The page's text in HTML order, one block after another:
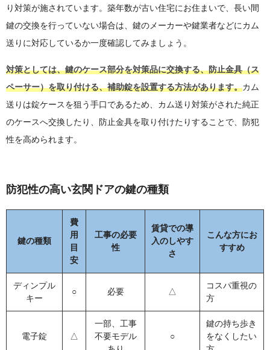
り対策が施されています。築年数が古い住宅にお住まいで、長い間
鍵の交換を行っていない場合は、鍵のメーカーや鍵業者などにカム
送りに対応しているか一度確認してみましょう。
対策としては、鍵のケース部分を対策品に交換する、防止金具（ス
ペーサー）を取り付ける、補助錠を設置する方法があります。カム
送りは錠ケースを狙う手口であるため、カム送り対策がされた純正
のケースへ交換したり、防止金具を取り付けたりすることで、防犯
性を高められます。
防犯性の高い玄関ドアの鍵の種類
鍵の種類
費
用
目
安
工事の必要
性
賃貸での導
入のしやす
さ
こんな方にお
すすめ
ディンプル
キー
○ 必要 △
コスパ重視の
方
電子錠 △
一部、工事
不要モデル
○
鍵の持ち歩き
をなくしたい